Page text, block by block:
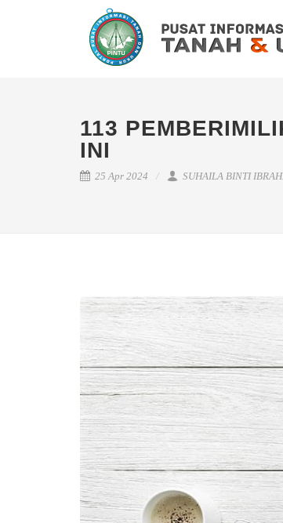
113
INI
25 Apr 2024 SUHAILA BINTI